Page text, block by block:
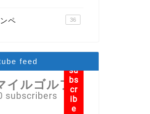
ペ 36
feed
イルゴルフ
subscribers
su
bs
cr
ib
e